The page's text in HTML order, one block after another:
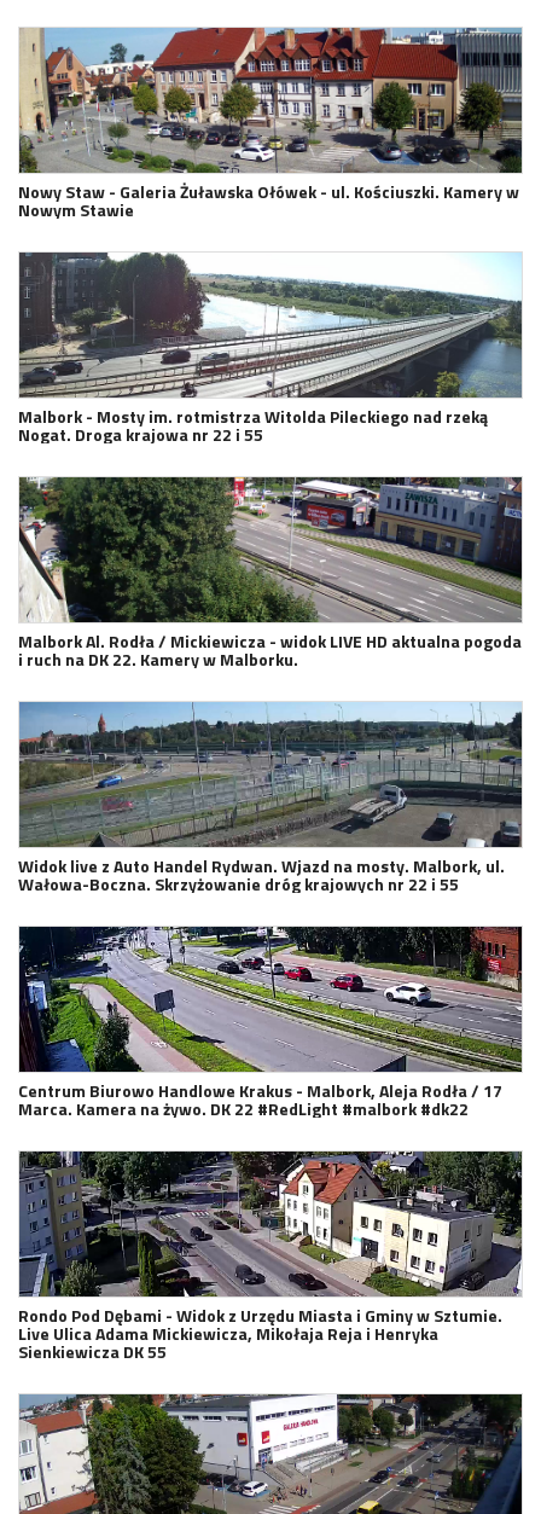
Nowy Staw - Galeria Żuławska Ołówek - ul. Kościuszki. Kamery w
Nowym Stawie
Malbork - Mosty im. rotmistrza Witolda Pileckiego nad rzeką
Nogat. Droga krajowa nr 22 i 55
Malbork Al. Rodła / Mickiewicza - widok LIVE HD aktualna pogoda
i ruch na DK 22. Kamery w Malborku.
Widok live z Auto Handel Rydwan. Wjazd na mosty. Malbork, ul.
Wałowa-Boczna. Skrzyżowanie dróg krajowych nr 22 i 55
Centrum Biurowo Handlowe Krakus - Malbork, Aleja Rodła / 17
Marca. Kamera na żywo. DK 22 #RedLight #malbork #dk22
Rondo Pod Dębami - Widok z Urzędu Miasta i Gminy w Sztumie.
Live Ulica Adama Mickiewicza, Mikołaja Reja i Henryka
Sienkiewicza DK 55